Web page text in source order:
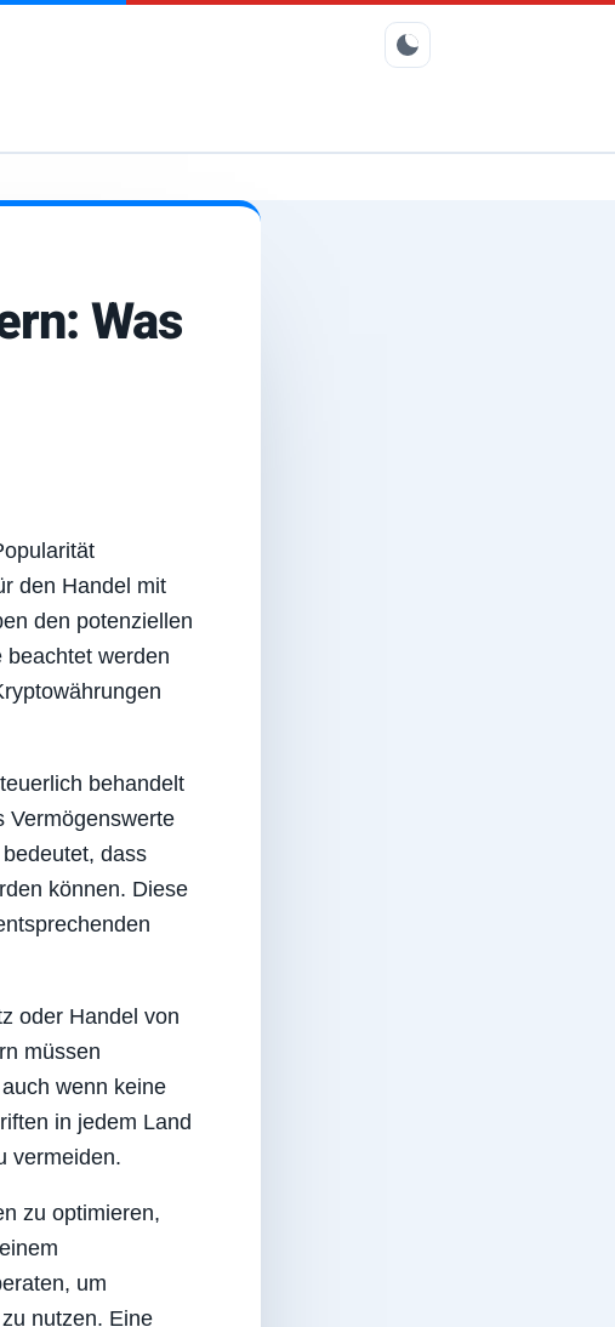
Was
den Handel mit
den potenziellen
beachtet werden
behandelt
Vermögenswerte
dass
können. Diese
oder Handel von
müssen
wenn keine
in jedem Land
vermeiden.
zu optimieren,
um
nutzen. Eine